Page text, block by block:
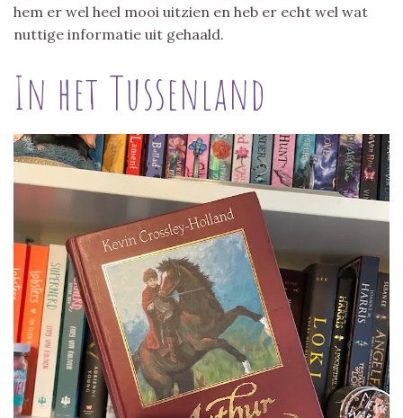
hem er wel heel mooi uitzien en heb er echt wel wat
nuttige informatie uit gehaald.
In het Tussenland